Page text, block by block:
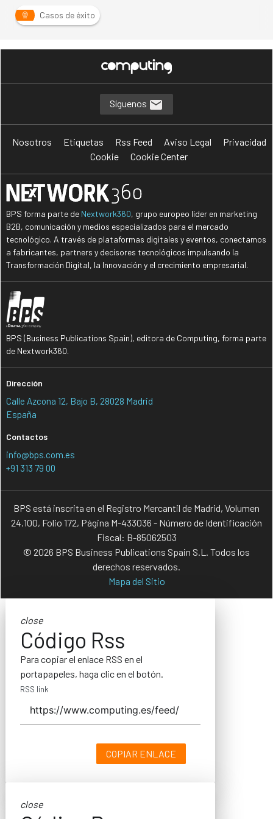
Casos de éxito
Síguenos
Nosotros Etiquetas Rss Feed Aviso Legal
Privacidad
Cookie
Cookie Center
BPS forma parte de Nextwork360, grupo europeo líder en marketing
B2B, comunicación y medios especializados para el mercado
tecnológico. A través de plataformas digitales y eventos, conectamos
a fabricantes, partners y decisores tecnológicos impulsando la
Transformación Digital, la Innovación y el crecimiento empresarial.
BPS (Business Publications Spain), editora de Computing, forma parte
de Nextwork360.
Dirección
Calle Azcona 12, Bajo B, 28028 Madrid
España
Contactos
info@bps.com.es
+91 313 79 00
BPS está inscrita en el Registro Mercantil de Madrid, Volumen
24.100, Folio 172, Página M-433036 - Número de Identificación
Fiscal: B-85062503
© 2026 BPS Business Publications Spain S.L. Todos los
derechos reservados.
Mapa del Sitio
close
Código Rss
Para copiar el enlace RSS en el
portapapeles, haga clic en el botón.
RSS link
COPIAR ENLACE
close